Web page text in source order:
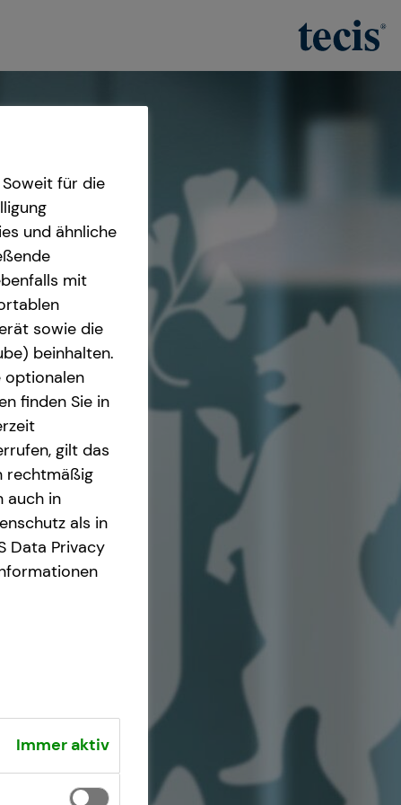
für die
und ähnliche
mit
sowie die
beinhalten.
optionalen
finden Sie in
gilt das
rechtmäßig
auch in
als in
Data Privacy
Immer aktiv